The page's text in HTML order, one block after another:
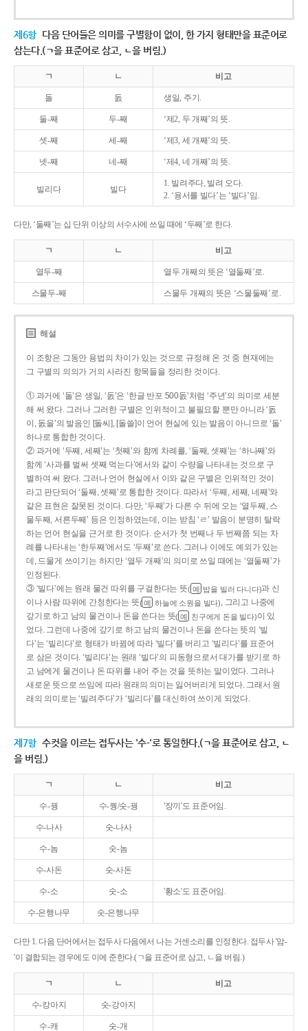
제6항 다음 단어들은 의미를 구별함이 없이, 한 가지 형태만을 표준어로
삼는다.(ㄱ을 표준어로 삼고, ㄴ을 버림.)
ㄱ ㄴ 비고
돌 돐 생일, 주기.
둘-째 두-째 ‘제2, 두 개째’의 뜻.
셋-째 세-째 ‘제3, 세 개째’의 뜻.
넷-째 네-째 ‘제4, 네 개째’의 뜻.
빌리다 빌다
1. 빌려주다, 빌려 오다.
2. ‘용서를 빌다’는 ‘빌다’임.
다만, ‘둘째’는 십 단위 이상의 서수사에 쓰일 때에 ‘두째’로 한다.
ㄱ ㄴ 비고
열두-째 열두 개째의 뜻은 ‘열둘째’로.
스물두-째 스물두 개째의 뜻은 ‘스물둘째’로.
해설
이 조항은 그동안 용법의 차이가 있는 것으로 규정해 온 것 중 현재에는
그 구별의 의의가 거의 사라진 항목들을 정리한 것이다.
① 과거에 ‘돌’은 생일, ‘돐’은 ‘한글 반포 500돐’처럼 ‘주년’의 의미로 세분
해 써 왔다. 그러나 그러한 구별은 인위적이고 불필요할 뿐만 아니라 ‘돐
이, 돐을’의 발음인 [돌씨], [돌쓸]이 언어 현실에 있는 발음이 아니므로 ‘돌’
하나로 통합한 것이다.
② 과거에 ‘두째, 세째’는 ‘첫째’와 함께 차례를, ‘둘째, 셋째’는 ‘하나째’와
함께 ‘사과를 벌써 셋째 먹는다’에서와 같이 수량을 나타내는 것으로 구
별하여 써 왔다. 그러나 언어 현실에서 이와 같은 구별은 인위적인 것이
라고 판단되어 ‘둘째, 셋째’로 통합한 것이다. 따라서 ‘두째, 세째, 네째’와
같은 표현은 잘못된 것이다. 다만, ‘두째’가 다른 수 뒤에 오는 ‘열두째, 스
물두째, 서른두째’ 등은 인정하였는데, 이는 받침 ‘ㄹ’ 발음이 분명히 탈락
하는 언어 현실을 근거로 한 것이다. 순서가 첫 번째나 두 번째쯤 되는 차
례를 나타내는 ‘한두째’에서도 ‘두째’로 쓴다. 그러나 이에도 예외가 있는
데, 드물게 쓰이기는 하지만 ‘열두 개째’의 의미로 쓰일 때에는 ‘열둘째’가
인정된다.
③ ‘빌다’에는 원래 물건 따위를 구걸한다는 뜻( 예 밥을 빌러 다니다)과 신
이나 사람 따위에 간청한다는 뜻( 예 하늘에 소원을 빌다), 그리고 나중에
갚기로 하고 남의 물건이나 돈을 쓴다는 뜻( 예 친구에게 돈을 빌다)이 있
었다. 그런데 나중에 갚기로 하고 남의 물건이나 돈을 쓴다는 뜻의 ‘빌
다’는 ‘빌리다’로 형태가 바뀜에 따라 ‘빌다’를 버리고 ‘빌리다’를 표준어
로 삼은 것이다. ‘빌리다’는 원래 ‘빌다’의 피동형으로서 대가를 받기로 하
고 남에게 물건이나 돈 따위를 내어 주는 것을 뜻하는 말이었다. 그러나
새로운 뜻으로 쓰임에 따라 원래의 의미는 잃어버리게 되었다. 그래서 원
래의 의미로는 ‘빌려주다’가 ‘빌리다’를 대신하여 쓰이게 되었다.
제7항 수컷을 이르는 접두사는 '수-'로 통일한다.(ㄱ을 표준어로 삼고, ㄴ
을 버림.)
ㄱ ㄴ 비고
수-꿩 수-퀑/숫-꿩 '장끼'도 표준어임.
수-나사 숫-나사
수-놈 숫-놈
수-사돈 숫-사돈
수-소 숫-소 '황소'도 표준어임.
수-은행나무 숫-은행나무
다만 1. 다음 단어에서는 접두사 다음에서 나는 거센소리를 인정한다. 접두사 '암-
'이 결합되는 경우에도 이에 준한다.(ㄱ을 표준어로 삼고, ㄴ을 버림.)
ㄱ ㄴ 비고
수-캉아지 숫-강아지
수-캐 숫-개